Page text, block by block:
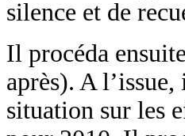
silence et de
Il procéda
après). A
situation sur les